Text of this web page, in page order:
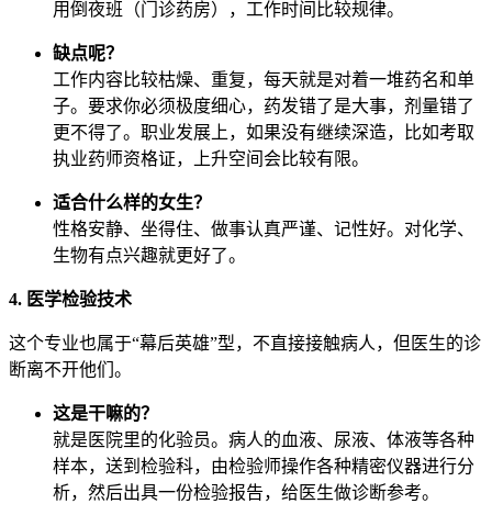
用倒夜班（门诊药房），工作时间比较规律。
缺点呢？
工作内容比较枯燥、重复，每天就是对着一堆药名和单
子。要求你必须极度细心，药发错了是大事，剂量错了
更不得了。职业发展上，如果没有继续深造，比如考取
执业药师资格证，上升空间会比较有限。
适合什么样的女生？
性格安静、坐得住、做事认真严谨、记性好。对化学、
生物有点兴趣就更好了。
4. 医学检验技术
这个专业也属于“幕后英雄”型，不直接接触病人，但医生的诊
断离不开他们。
这是干嘛的？
就是医院里的化验员。病人的血液、尿液、体液等各种
样本，送到检验科，由检验师操作各种精密仪器进行分
析，然后出具一份检验报告，给医生做诊断参考。